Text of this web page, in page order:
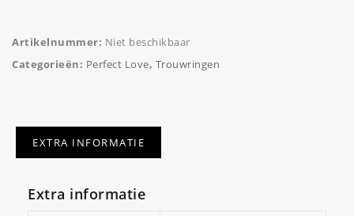
Artikelnummer: Niet beschikbaar
Categorieën: Perfect Love, Trouwringen
EXTRA INFORMATIE
Extra informatie